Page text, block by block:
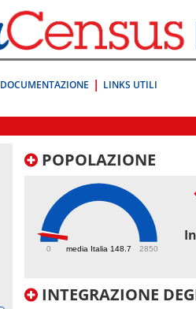
DOCUMENTAZIONE LINKS UTILI
POPOLAZIONE
media Italia 148.7
0 2850
INTEGRAZIONE